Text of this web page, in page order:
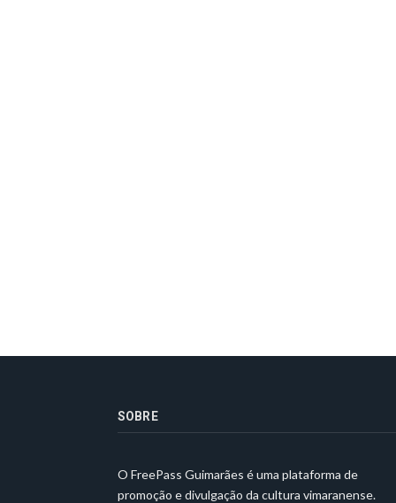
SOBRE
O FreePass Guimarães é uma plataforma de
promoção e divulgação da cultura vimaranense.